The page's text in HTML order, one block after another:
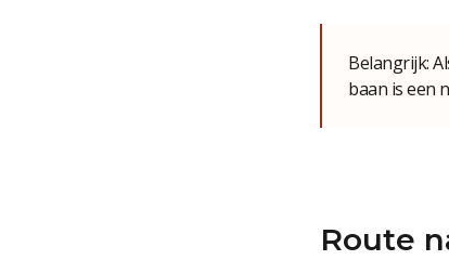
Belangrijk:
baan is een
Route